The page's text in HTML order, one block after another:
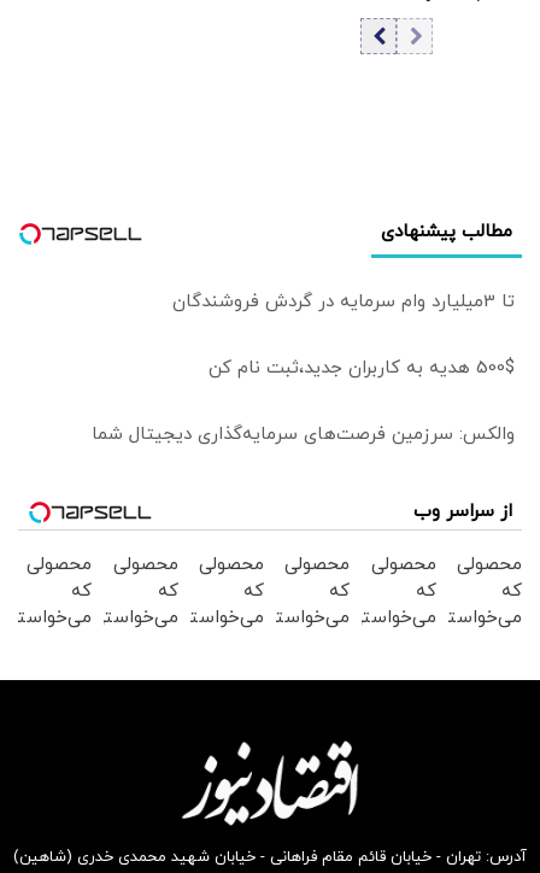
«مسکن‌مهر» را
گارانتی نکرد؟
1405 / کاهش
مطالب پیشنهادی
تا 3میلیارد وام سرمایه در گردش فروشندگان
500$ هدیه به کاربران جدید،ثبت نام کن
والکس: سرزمین فرصت‌های سرمایه‌گذاری دیجیتال شما
از سراسر وب
محصولی
که
می‌خواستی
محصولی
که
می‌خواستی
محصولی
که
می‌خواستی
بخر !
محصولی
که
می‌خواستی
بخر !
محصولی
که
می‌خواستی
محصولی
که
می‌خواستی
آدرس: تهران - خیابان قائم مقام فراهانی - خیابان شهید محمدی خدری (شاهین)